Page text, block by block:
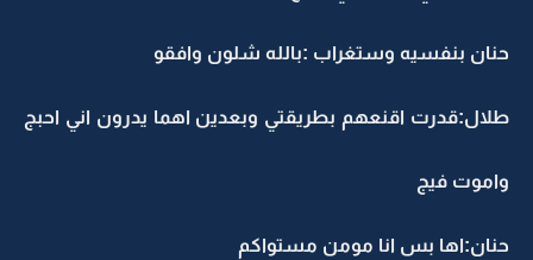
حنان بنفسيه وستغراب :بالله شلون وافقو
طلال:قدرت اقنعهم بطريقتي وبعدين اهما يدرون اني احبج
واموت فيج
حنان:اها بس انا مومن مستواكم